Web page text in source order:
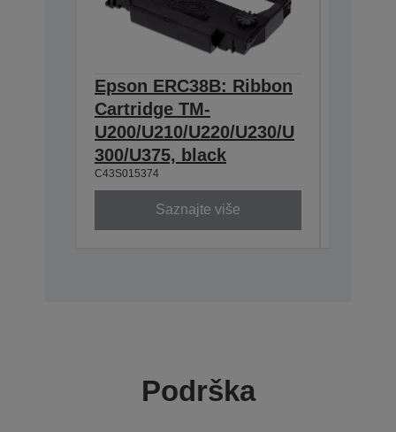
Epson ERC38B: Ribbon
Cartridge TM-
U200/U210/U220/U230/U
300/U375, black
C43S015374
Saznajte više
Podrška